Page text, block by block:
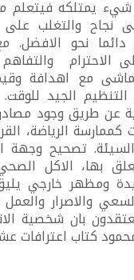
يمتلكه فيتعلم
نجاح والتغلب على
نحو الافضل.
والتفاهم
مع اهدافة
التنظيم الجيد
عن طريق وجود
كممارسة الرياضة،
السيئة. تصحيح وجهة
بها، الاكل
ومظهر خارجي يليق
والاصرار
بان شخصية
كتاب اعترافات